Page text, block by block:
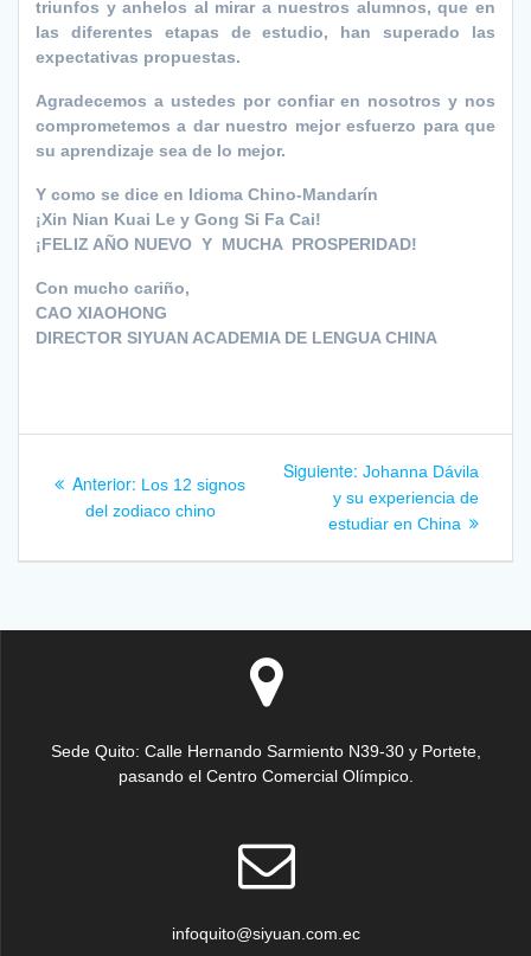
triunfos y anhelos al mirar a nuestros alumnos, que en
las diferentes etapas de estudio, han superado las
expectativas propuestas.
Agradecemos a ustedes por confiar en nosotros y nos
comprometemos a dar nuestro mejor esfuerzo para que
su aprendizaje sea de lo mejor.
Y como se dice en Idioma Chino-Mandarín
¡Xin Nian Kuai Le y Gong Si Fa Cai!
¡FELIZ AÑO NUEVO Y MUCHA PROSPERIDAD!
Con mucho cariño,
CAO XIAOHONG
DIRECTOR SIYUAN ACADEMIA DE LENGUA CHINA
entradas
Anterior: Entrada
anterior:
Los 12 signos
del zodiaco chino
Siguiente: Siguiente
entrada:
Johanna Dávila
y su experiencia de
estudiar en China
Sede Quito: Calle Hernando Sarmiento N39-30 y Portete,
pasando el Centro Comercial Olímpico.
infoquito@siyuan.com.ec